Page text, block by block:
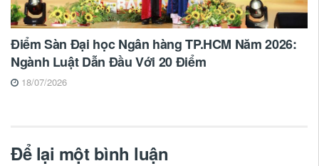
Điểm Sàn Đại học Ngân hàng TP.HCM Năm 2026:
Ngành Luật Dẫn Đầu Với 20 Điểm
18/07/2026
Để lại một bình luận